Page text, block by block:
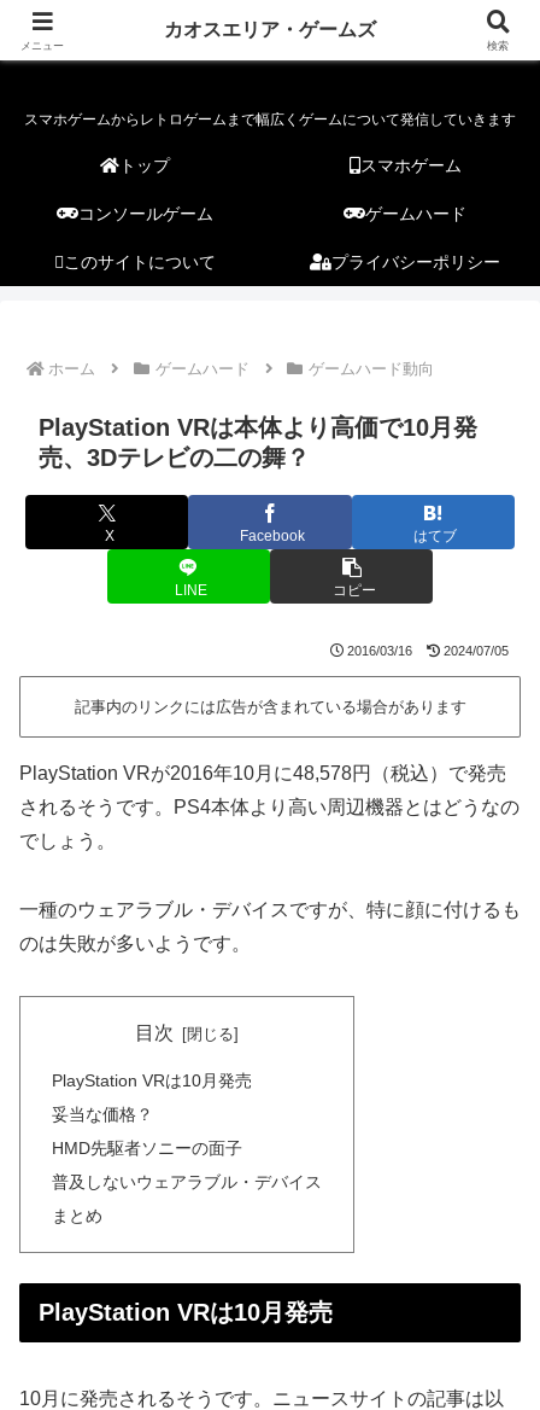
カオスエリア・ゲームズ
スマホゲームからレトロゲームまで幅広くゲームについて発信していきます
トップ スマホゲーム
コンソールゲーム ゲームハード
このサイトについて プライバシーポリシー
ホーム ゲームハード ゲームハード動向
PlayStation VRは本体より高価で10月発
売、3Dテレビの二の舞？
X Facebook はてブ
LINE コピー
2016/03/16 2024/07/05
記事内のリンクには広告が含まれている場合があります
PlayStation VRが2016年10月に48,578円（税込）で発売
されるそうです。PS4本体より高い周辺機器とはどうなの
でしょう。
一種のウェアラブル・デバイスですが、特に顔に付けるも
のは失敗が多いようです。
目次
PlayStation VRは10月発売
妥当な価格？
HMD先駆者ソニーの面子
普及しないウェアラブル・デバイス
まとめ
PlayStation VRは10月発売
10月に発売されるそうです。ニュースサイトの記事は以
メニュー
カオスエリア・ゲームズ
検索